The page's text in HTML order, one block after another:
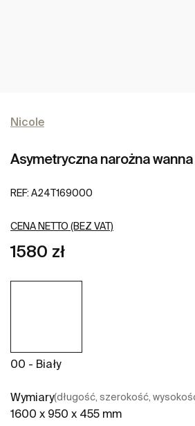
Nicole
Asymetryczna narożna wanna
REF: A24T169000
CENA NETTO (BEZ VAT)
1580 zł
00 - Biały
Wymiary(długość, szerokość,
1600 x 950 x 455 mm